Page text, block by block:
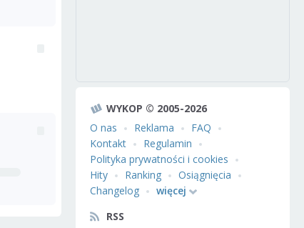
WYKOP © 2005-2026
O nas
Reklama
FAQ
Kontakt
Regulamin
Polityka prywatności i cookies
Hity
Ranking
Osiągnięcia
Changelog
więcej
RSS